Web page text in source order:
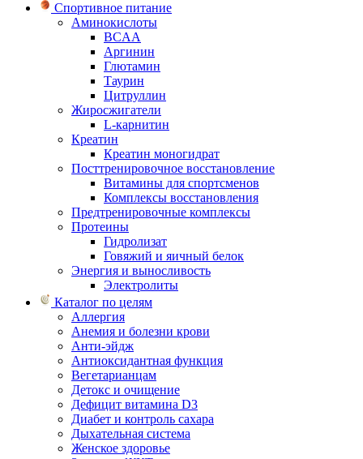
Спортивное питание
Аминокислоты
BCAA
Аргинин
Глютамин
Таурин
Цитруллин
Жиросжигатели
L-карнитин
Креатин
Креатин моногидрат
Посттренировочное восстановление
Витамины для спортсменов
Комплексы восстановления
Предтренировочные комплексы
Протеины
Гидролизат
Говяжий и яичный белок
Энергия и выносливость
Электролиты
Каталог по целям
Аллергия
Анемия и болезни крови
Анти-эйдж
Антиоксидантная функция
Вегетарианцам
Детокс и очищение
Дефицит витамина D3
Диабет и контроль сахара
Дыхательная система
Женское здоровье